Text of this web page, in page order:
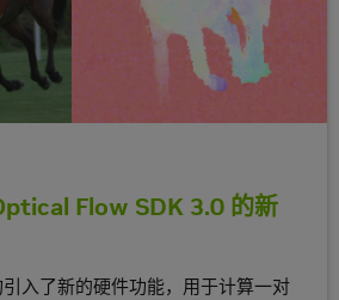
Flow SDK 3.0 的新
入了新的硬件功能，用于计算一对